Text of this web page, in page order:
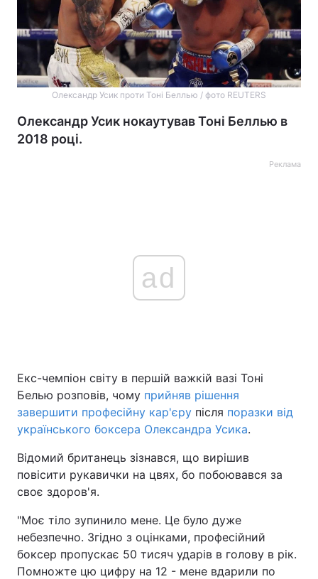
Олександр Усик проти Тоні Беллью / фото REUTERS
Олександр Усик нокаутував Тоні Беллью в
2018 році.
Реклама
ad
Екс-чемпіон світу в першій важкій вазі Тоні
Белью розповів, чому прийняв рішення
завершити професійну кар'єру після поразки від
українського боксера Олександра Усика.
Відомий британець зізнався, що вирішив
повісити рукавички на цвях, бо побоювався за
своє здоров'я.
"Моє тіло зупинило мене. Це було дуже
небезпечно. Згідно з оцінками, професійний
боксер пропускає 50 тисяч ударів в голову в рік.
Помножте цю цифру на 12 - мене вдарили по